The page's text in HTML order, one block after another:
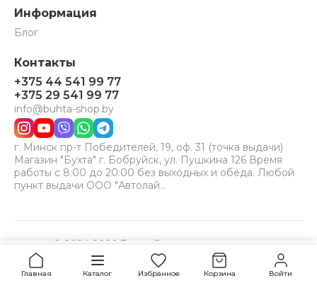
Главная Каталог Избранное Корзина Войти
397,3 Купить
Информация
Блог
Контакты
+375 44 541 99 77
+375 29 541 99 77
info@buhta-shop.by
г. Минск пр-т Победителей, 19, оф. 31 (точка выдачи)
Магазин "Бухта" г. Бобруйск, ул. Пушкина 126 Время
работы с 8:00 до 20:00 без выходных и обеда. Любой
пункт выдачи ООО "Автолай…
© 2024-2026 Бухта. Все права защищены.
Принимаем к оплате:
VISA BELCARD